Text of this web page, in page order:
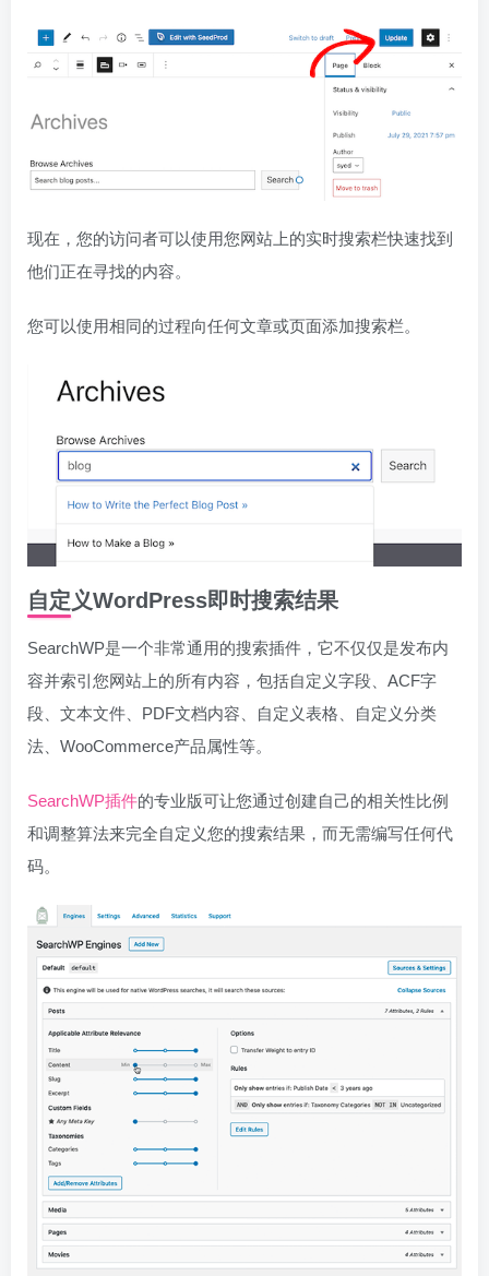
现在，您的访问者可以使用您网站上的实时搜索栏快速找到
他们正在寻找的内容。
您可以使用相同的过程向任何文章或页面添加搜索栏。
自定义WordPress即时搜索结果
SearchWP是一个非常通用的搜索插件，它不仅仅是发布内
容并索引您网站上的所有内容，包括自定义字段、ACF字
段、文本文件、PDF文档内容、自定义表格、自定义分类
法、WooCommerce产品属性等。
SearchWP插件的专业版可让您通过创建自己的相关性比例
和调整算法来完全自定义您的搜索结果，而无需编写任何代
码。